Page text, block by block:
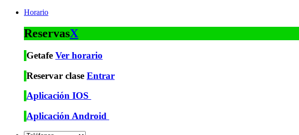
Horario
ReservasX
Getafe Ver horario
Reservar clase Entrar
Aplicación IOS
Aplicación Android